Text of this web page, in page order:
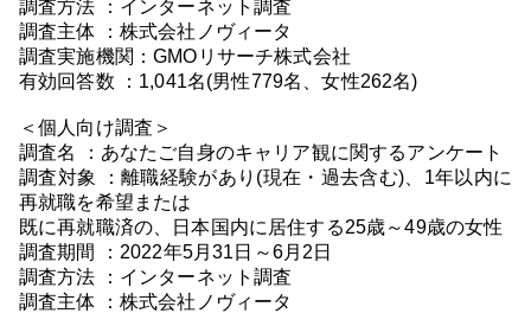
調査方法 ：インターネット調査
調査主体 ：株式会社ノヴィータ
調査実施機関：GMOリサーチ株式会社
有効回答数 ：1,041名(男性779名、女性262名)
＜個人向け調査＞
調査名 ：あなたご自身のキャリア観に関するアンケート
調査対象 ：離職経験があり(現在・過去含む)、1年以内に
再就職を希望または
既に再就職済の、日本国内に居住する25歳～49歳の女性
調査期間 ：2022年5月31日～6月2日
調査方法 ：インターネット調査
調査主体 ：株式会社ノヴィータ